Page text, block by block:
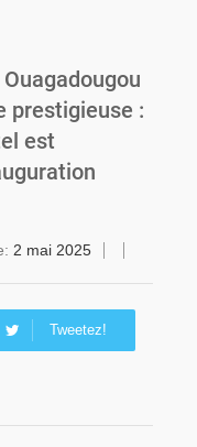
prestigieuse :
est
2 mai 2025
Tweetez!